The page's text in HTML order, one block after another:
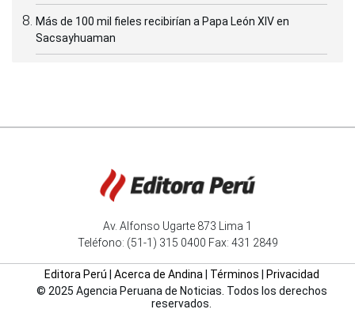
Más de 100 mil fieles recibirían a Papa León XIV en
Sacsayhuaman
Av. Alfonso Ugarte 873 Lima 1
Teléfono: (51-1) 315 0400 Fax: 431 2849
Editora Perú Acerca de Andina| Términos
Privacidad
© 2025 Agencia Peruana de Noticias. Todos los derechos
reservados.